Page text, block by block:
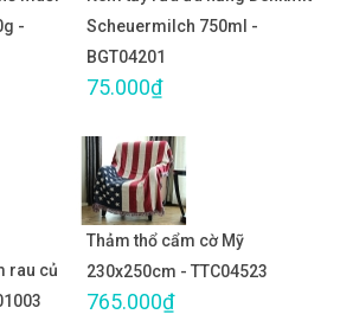
-
Scheuermilch 750ml -
BGT04201
75.000₫
rau củ
Thảm thổ cẩm cờ Mỹ
230x250cm - TTC04523
765.000₫